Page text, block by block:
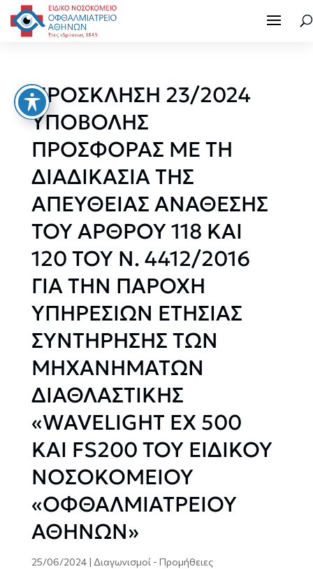
ΠΡΟΣΚΛΗΣΗ 23/2024
ΥΠΟΒΟΛΗΣ
ΠΡΟΣΦΟΡΑΣ ΜΕ ΤΗ
ΔΙΑΔΙΚΑΣΙΑ ΤΗΣ
ΑΠΕΥΘΕΙΑΣ ΑΝΑΘΕΣΗΣ
ΤΟΥ ΑΡΘΡΟΥ 118 ΚΑΙ
120 ΤΟΥ Ν. 4412/2016
ΓΙΑ ΤΗΝ ΠΑΡΟΧΗ
ΥΠΗΡΕΣΙΩΝ ΕΤΗΣΙΑΣ
ΣΥΝΤΗΡΗΣΗΣ ΤΩΝ
ΜΗΧΑΝΗΜΑΤΩΝ
ΔΙΑΘΛΑΣΤΙΚΗΣ
«WAVELIGHT EX 500
ΚΑΙ FS200 ΤΟΥ ΕΙΔΙΚΟΥ
ΝΟΣΟΚΟΜΕΙΟΥ
«ΟΦΘΑΛΜΙΑΤΡΕΙΟΥ
ΑΘΗΝΩΝ»
25/06/2024| Διαγωνισμοί - Προμήθειες